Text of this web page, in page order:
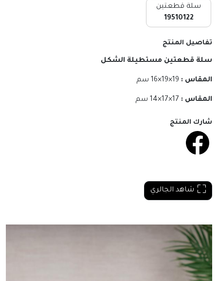
سلة قطعتين
19510122
تفاصيل المنتج
سلة قطعتين مستطيلة الشكل
المقاس :
المقاس :
شارك المنتج
شاهد الجالري